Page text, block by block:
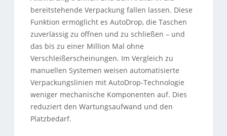
bereitstehende Verpackung fallen lassen. Diese
Funktion ermöglicht es AutoDrop, die Taschen
zuverlässig zu öffnen und zu schließen – und
das bis zu einer Million Mal ohne
Verschleißerscheinungen. Im Vergleich zu
manuellen Systemen weisen automatisierte
Verpackungslinien mit AutoDrop-Technologie
weniger mechanische Komponenten auf. Dies
reduziert den Wartungsaufwand und den
Platzbedarf.